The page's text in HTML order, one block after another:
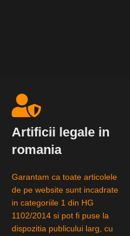
Artificii legale in
romania
Garantam ca toate articolele
de pe website sunt incadrate
in categoriile 1 din HG
1102/2014 si pot fi puse la
dispozitia publicului larg, cu